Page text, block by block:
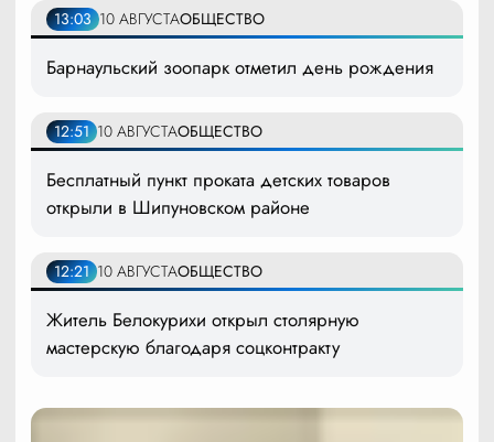
13:03 10 АВГУСТАОБЩЕСТВО
Барнаульский зоопарк отметил день рождения
12:51 10 АВГУСТАОБЩЕСТВО
Бесплатный пункт проката детских товаров
открыли в Шипуновском районе
12:21 10 АВГУСТАОБЩЕСТВО
Житель Белокурихи открыл столярную
мастерскую благодаря соцконтракту